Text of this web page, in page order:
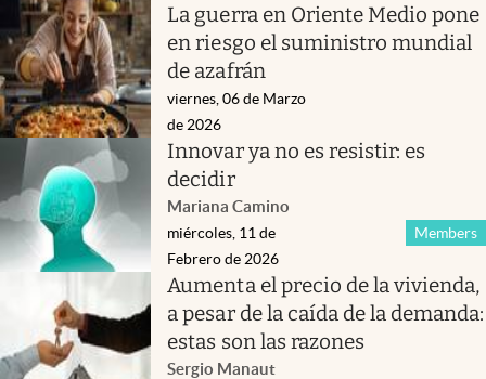
La guerra en Oriente Medio pone
en riesgo el suministro mundial
de azafrán
viernes, 06 de Marzo
de 2026
Innovar ya no es resistir: es
decidir
Mariana Camino
Members
miércoles, 11 de
Febrero de 2026
Aumenta el precio de la vivienda,
a pesar de la caída de la demanda:
estas son las razones
Sergio Manaut